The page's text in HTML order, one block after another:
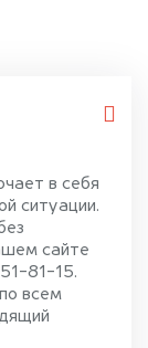
в себя
ситуации.
сайте
81-15.
всем